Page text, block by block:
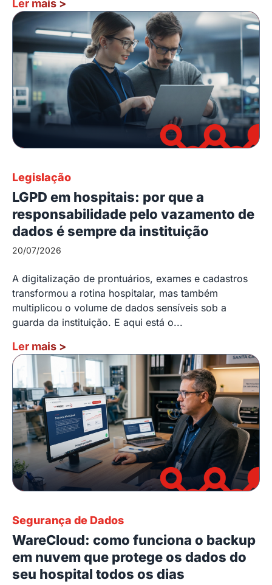
Ler mais >
Legislação
LGPD em hospitais: por que a
responsabilidade pelo vazamento de
dados é sempre da instituição
20/07/2026
A digitalização de prontuários, exames e cadastros
transformou a rotina hospitalar, mas também
multiplicou o volume de dados sensíveis sob a
guarda da instituição. E aqui está o...
Ler mais >
Segurança de Dados
WareCloud: como funciona o backup
em nuvem que protege os dados do
seu hospital todos os dias